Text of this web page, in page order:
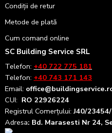
Condiții de retur
Metode de plată
Cum comand online
SC Building Service SRL
Telefon: +40 722 775 181
Telefon: +40 743 171 143
Email:
CUI: RO 22926224
Registrul Comerțului:J40/
Adresa: Bd. Marasesti Nr 24,